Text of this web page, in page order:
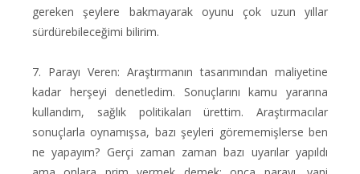
gereken şeylere bakmayarak oyunu çok uzun yıllar
sürdürebileceğimi bilirim.
7. Parayı Veren: Araştırmanın tasarımından maliyetine
kadar herşeyi denetledim. Sonuçlarını kamu yararına
kullandım, sağlık politikaları ürettim. Araştırmacılar
sonuçlarla oynamışsa, bazı şeyleri görememişlerse ben
ne yapayım? Gerçi zaman zaman bazı uyarılar yapıldı